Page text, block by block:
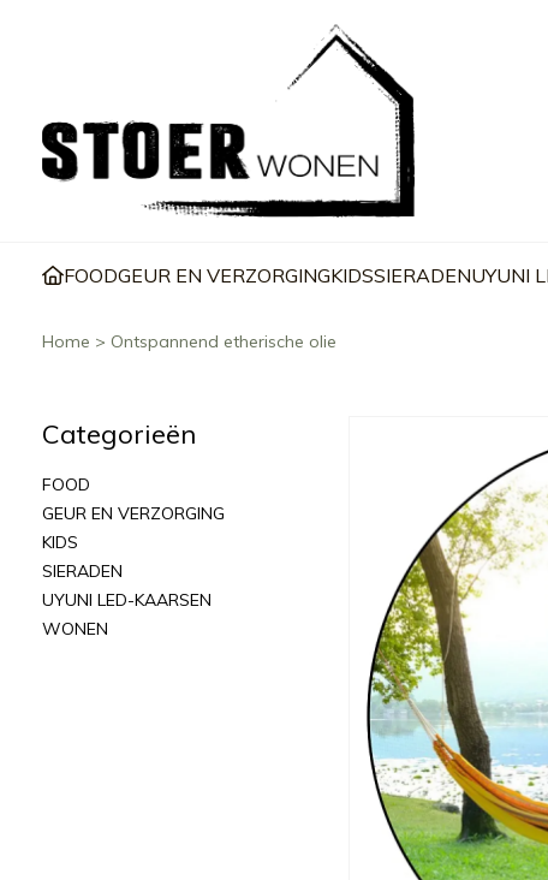
FOODGEUR EN VERZORGINGKIDSSIERADENUYUNI
Home > Ontspannend etherische olie
Categorieën
FOOD
GEUR EN VERZORGING
KIDS
SIERADEN
UYUNI LED-KAARSEN
WONEN